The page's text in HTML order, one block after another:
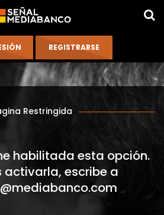
Restringida
habilitada esta opción.
activarla, escribe a